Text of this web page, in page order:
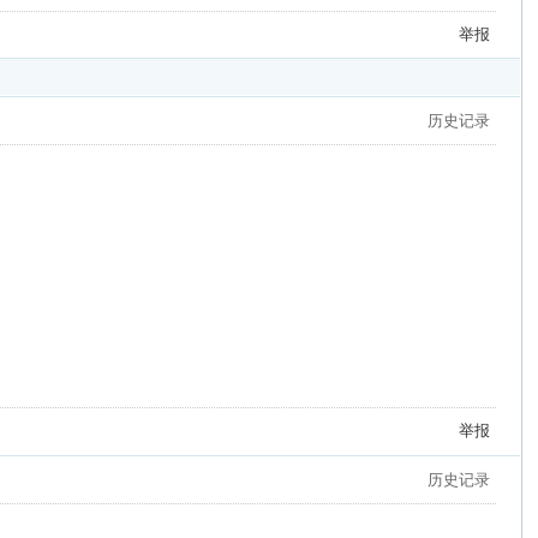
举报
历史记录
举报
历史记录